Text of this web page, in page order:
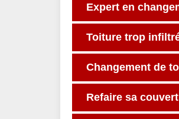
Expert en
Toiture trop
Changement de
Refaire sa